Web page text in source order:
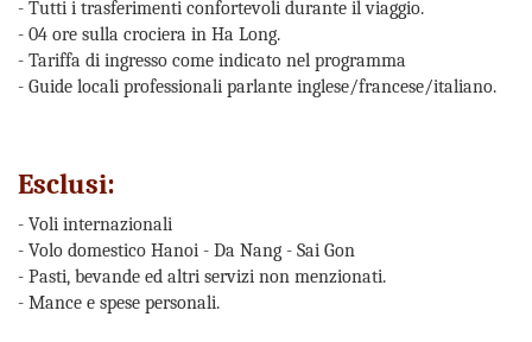
- Tutti i trasferimenti confortevoli durante il viaggio.
- 04 ore sulla crociera in Ha Long.
- Tariffa di ingresso come indicato nel programma
- Guide locali professionali parlante inglese/francese/italiano.
Esclusi:
- Voli internazionali
- Volo domestico Hanoi - Da Nang - Sai Gon
- Pasti, bevande ed altri servizi non menzionati.
- Mance e spese personali.